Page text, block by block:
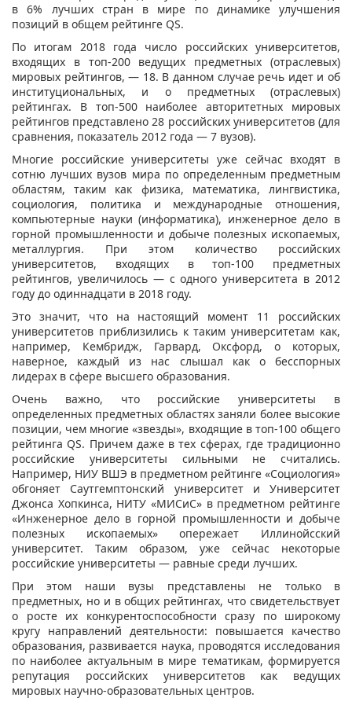
в 6% лучших стран в мире по динамике улучшения
позиций в общем рейтинге QS.
По итогам 2018 года число российских университетов,
входящих в топ-200 ведущих предметных (отраслевых)
мировых рейтингов, — 18. В данном случае речь идет и об
институциональных, и о предметных (отраслевых)
рейтингах. В топ-500 наиболее авторитетных мировых
рейтингов представлено 28 российских университетов (для
сравнения, показатель 2012 года — 7 вузов).
Многие российские университеты уже сейчас входят в
сотню лучших вузов мира по определенным предметным
областям, таким как физика, математика, лингвистика,
социология, политика и международные отношения,
компьютерные науки (информатика), инженерное дело в
горной промышленности и добыче полезных ископаемых,
металлургия. При этом количество российских
университетов, входящих в топ-100 предметных
рейтингов, увеличилось — с одного университета в 2012
году до одиннадцати в 2018 году.
Это значит, что на настоящий момент 11 российских
университетов приблизились к таким университетам как,
например, Кембридж, Гарвард, Оксфорд, о которых,
наверное, каждый из нас слышал как о бесспорных
лидерах в сфере высшего образования.
Очень важно, что российские университеты в
определенных предметных областях заняли более высокие
позиции, чем многие «звезды», входящие в топ-100 общего
рейтинга QS. Причем даже в тех сферах, где традиционно
российские университеты сильными не считались.
Например, НИУ ВШЭ в предметном рейтинге «Социология»
обгоняет Саутгемптонский университет и Университет
Джонса Хопкинса, НИТУ «МИСиС» в предметном рейтинге
«Инженерное дело в горной промышленности и добыче
полезных ископаемых» опережает Иллинойсский
университет. Таким образом, уже сейчас некоторые
российские университеты — равные среди лучших.
При этом наши вузы представлены не только в
предметных, но и в общих рейтингах, что свидетельствует
о росте их конкурентоспособности сразу по широкому
кругу направлений деятельности: повышается качество
образования, развивается наука, проводятся исследования
по наиболее актуальным в мире тематикам, формируется
репутация российских университетов как ведущих
мировых научно-образовательных центров.